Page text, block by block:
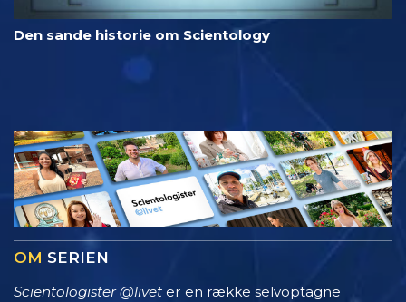
Den sande historie om Scientology
OM SERIEN
Scientologister @livet er en række selvoptagne